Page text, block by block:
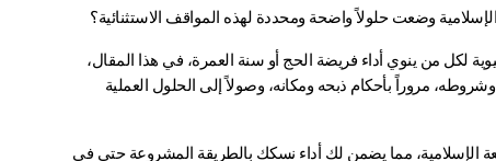
وضعت حلولاً واضحة ومحددة لهذه المواقف الاستثنائية؟